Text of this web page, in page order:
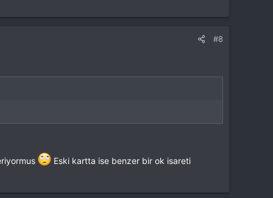
#8
Eski kartta ise benzer bir ok isareti